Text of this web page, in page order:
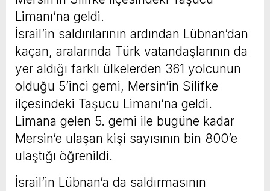
Limanı’na geldi.
İsrail’in saldırılarının ardından Lübnan’dan
kaçan, aralarında Türk vatandaşlarının da
yer aldığı farklı ülkelerden 361 yolcunun
olduğu 5’inci gemi, Mersin’in Silifke
ilçesindeki Taşucu Limanı’na geldi.
Limana gelen 5. gemi ile bugüne kadar
Mersin’e ulaşan kişi sayısının bin 800’e
ulaştığı öğrenildi.
İsrail’in Lübnan’a da saldırmasının